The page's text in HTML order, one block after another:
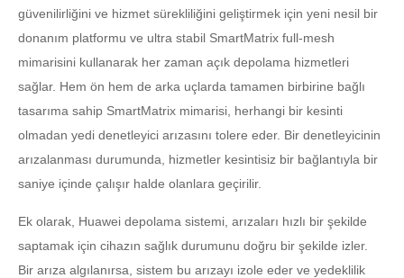
güvenilirliğini ve hizmet sürekliliğini geliştirmek için yeni nesil bir
donanım platformu ve ultra stabil SmartMatrix full-mesh
mimarisini kullanarak her zaman açık depolama hizmetleri
sağlar. Hem ön hem de arka uçlarda tamamen birbirine bağlı
tasarıma sahip SmartMatrix mimarisi, herhangi bir kesinti
olmadan yedi denetleyici arızasını tolere eder. Bir denetleyicinin
arızalanması durumunda, hizmetler kesintisiz bir bağlantıyla bir
saniye içinde çalışır halde olanlara geçirilir.
Ek olarak, Huawei depolama sistemi, arızaları hızlı bir şekilde
saptamak için cihazın sağlık durumunu doğru bir şekilde izler.
Bir arıza algılanırsa, sistem bu arızayı izole eder ve yedeklilik